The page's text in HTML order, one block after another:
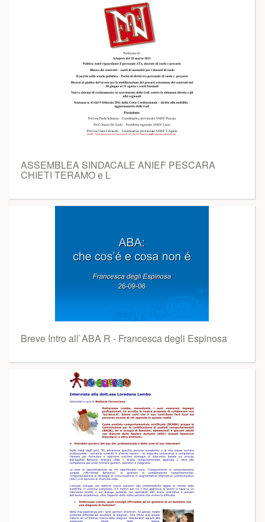
ASSEMBLEA SINDACALE ANIEF PESCARA
CHIETI TERAMO e L
Breve Intro all`ABA R - Francesca degli Espinosa